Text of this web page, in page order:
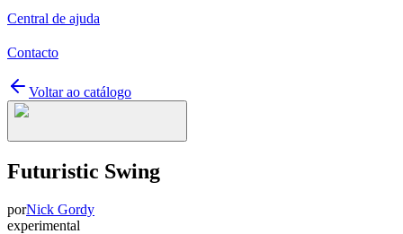
Central de ajuda
Contacto
Voltar ao catálogo
Futuristic Swing
porNick Gordy
experimental